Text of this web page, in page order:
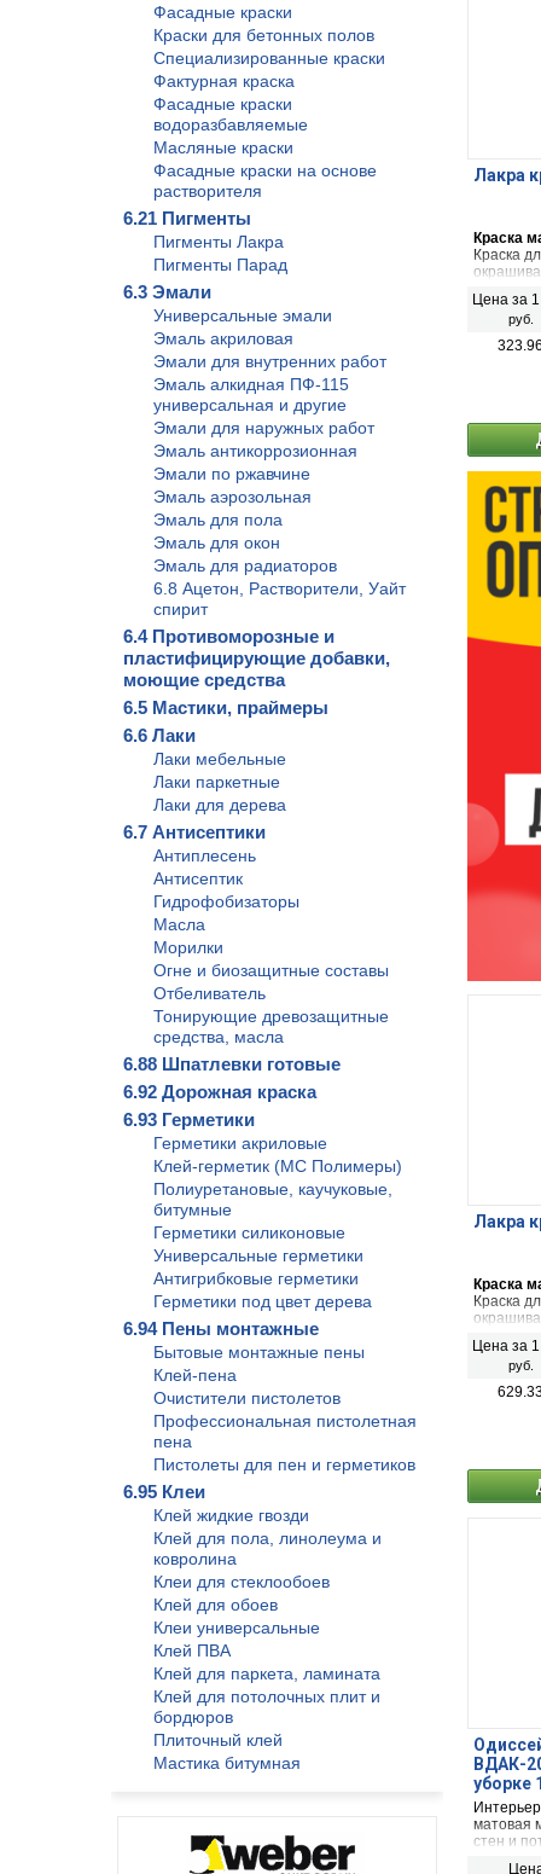
Фасадные краски
Краски для бетонных полов
Специализированные краски
Фактурная краска
Фасадные краски
водоразбавляемые
Масляные краски
Фасадные краски на основе
растворителя
6.21 Пигменты
Пигменты Лакра
Пигменты Парад
6.3 Эмали
Универсальные эмали
Эмаль акриловая
Эмали для внутренних работ
Эмаль алкидная ПФ-115
универсальная и другие
Эмали для наружных работ
Эмаль антикоррозионная
Эмали по ржавчине
Эмаль аэрозольная
Эмаль для пола
Эмаль для окон
Эмаль для радиаторов
6.8 Ацетон, Растворители, Уайт
спирит
6.4 Противоморозные и
пластифицирующие добавки,
моющие средства
6.5 Мастики, праймеры
6.6 Лаки
Лаки мебельные
Лаки паркетные
Лаки для дерева
6.7 Антисептики
Антиплесень
Антисептик
Гидрофобизаторы
Масла
Морилки
Огне и биозащитные составы
Отбеливатель
Тонирующие древозащитные
средства, масла
6.88 Шпатлевки готовые
6.92 Дорожная краска
6.93 Герметики
Герметики акриловые
Клей-герметик (МС Полимеры)
Полиуретановые, каучуковые,
битумные
Герметики силиконовые
Универсальные герметики
Антигрибковые герметики
Герметики под цвет дерева
6.94 Пены монтажные
Бытовые монтажные пены
Клей-пена
Очистители пистолетов
Профессиональная пистолетная
пена
Пистолеты для пен и герметиков
6.95 Клеи
Клей жидкие гвозди
Клей для пола, линолеума и
ковролина
Клеи для стеклообоев
Клей для обоев
Клеи универсальные
Клей ПВА
Клей для паркета, ламината
Клей для потолочных плит и
бордюров
Плиточный клей
Мастика битумная
Лакра
Краска
Краска
Цена за
руб.
323.96
Лакра
Краска
Краска
Цена за
руб.
ВДАК-
уборке
матовая
стен и